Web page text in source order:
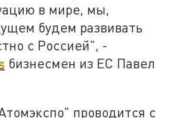
в мире, мы,
будем развивать
с Россией", -
бизнесмен из ЕС Павел
проводится с